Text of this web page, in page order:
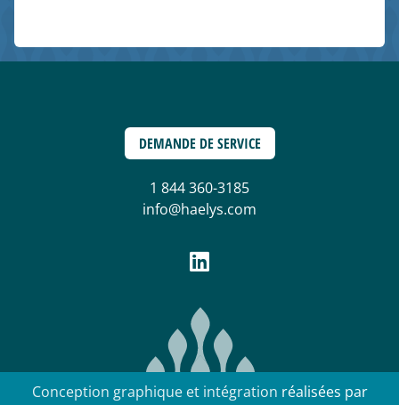
DEMANDE DE SERVICE
1 844 360-3185
info@haelys.com
Conception graphique et intégration réalisées par